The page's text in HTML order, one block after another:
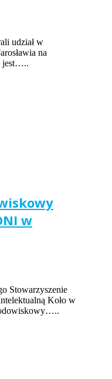
udział w
na
jest…..
w
Stowarzyszenie
Koło w